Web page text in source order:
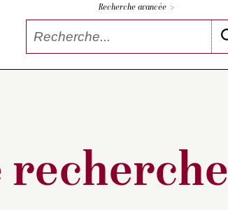
Recherche avancée >
recherche